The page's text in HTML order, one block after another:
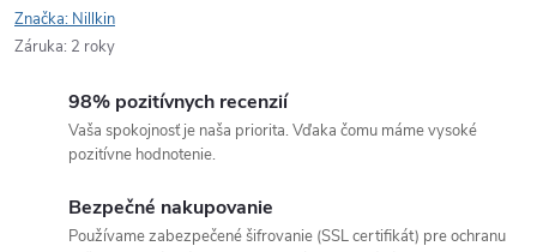
Značka: Nillkin
Záruka: 2 roky
98% pozitívnych recenzií
Vaša spokojnosť je naša priorita. Vďaka čomu máme vysoké
pozitívne hodnotenie.
Bezpečné nakupovanie
Používame zabezpečené šifrovanie (SSL certifikát) pre ochranu